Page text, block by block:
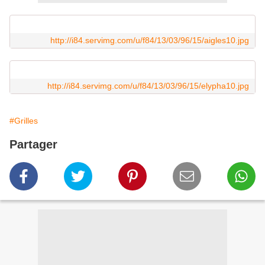
http://i84.servimg.com/u/f84/13/03/96/15/aigles10.jpg
http://i84.servimg.com/u/f84/13/03/96/15/elypha10.jpg
#Grilles
Partager